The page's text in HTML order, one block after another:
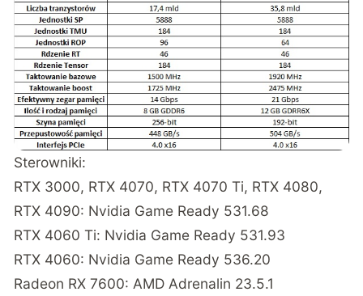
Sterowniki:
RTX 3000, RTX 4070, RTX 4070 Ti, RTX 4080,
RTX 4090: Nvidia Game Ready 531.68
RTX 4060 Ti: Nvidia Game Ready 531.93
RTX 4060: Nvidia Game Ready 536.20
Radeon RX 7600: AMD Adrenalin 23.5.1